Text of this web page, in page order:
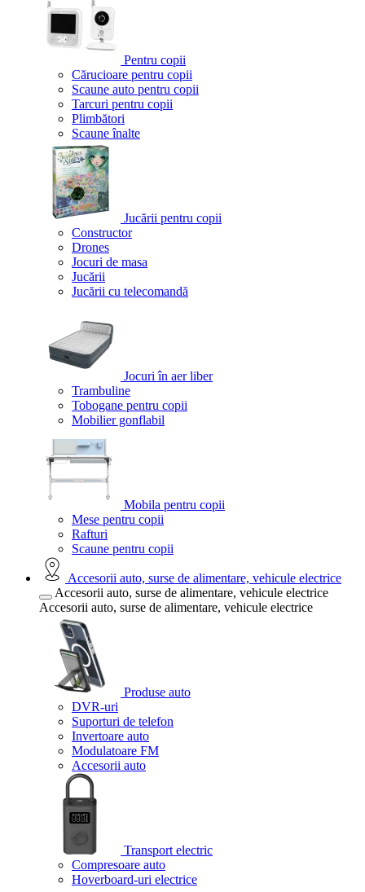
Pentru copii
Cărucioare pentru copii
Scaune auto pentru copii
Tarcuri pentru copii
Plimbători
Scaune înalte
Jucării pentru copii
Constructor
Drones
Jocuri de masa
Jucării
Jucării cu telecomandă
Jocuri în aer liber
Trambuline
Tobogane pentru copii
Mobilier gonflabil
Mobila pentru copii
Mese pentru copii
Rafturi
Scaune pentru copii
Accesorii auto, surse de alimentare, vehicule electrice
Accesorii auto, surse de alimentare, vehicule electrice
Accesorii auto, surse de alimentare, vehicule electrice
Produse auto
DVR-uri
Suporturi de telefon
Invertoare auto
Modulatoare FM
Accesorii auto
Transport electric
Compresoare auto
Hoverboard-uri electrice